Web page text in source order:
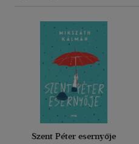
Szent Péter esernyője